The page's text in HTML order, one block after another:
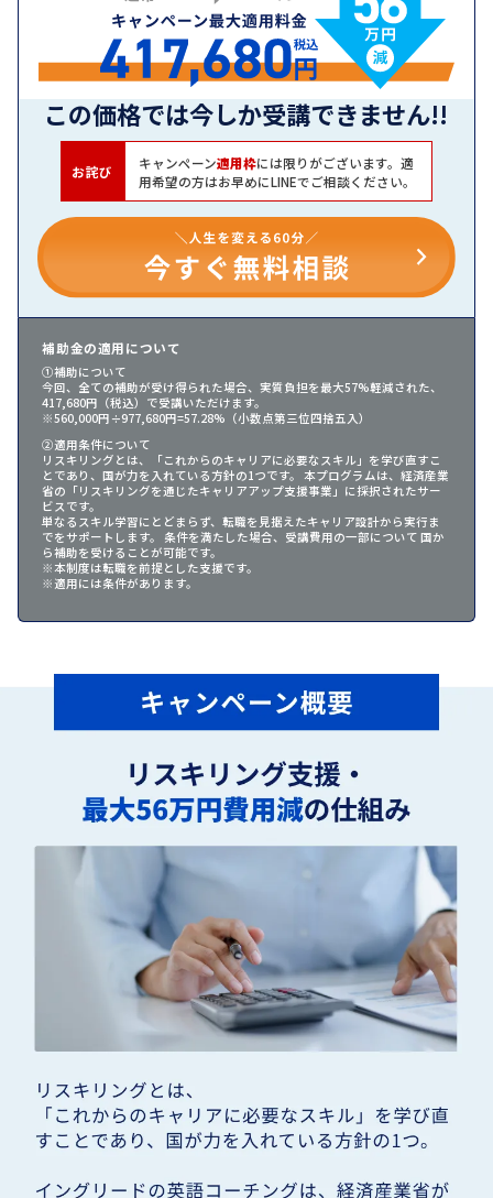
この価格では今しか受講できません!!
お詫び キャンペーン適用枠には限りがございます。適
用希望の方はお早めにLINEでご相談ください。
補助金の適用について
①補助について
今回、全ての補助が受け得られた場合、実質負担を最大57%軽減された、
417,680円（税込）で受講いただけます。
※560,000円÷977,680円=57.28%（小数点第三位四捨五入）
②適用条件について
リスキリングとは、「これからのキャリアに必要なスキル」を学び直すこ
とであり、国が力を入れている方針の1つです。 本プログラムは、経済産業
省の「リスキリングを通じたキャリアアップ支援事業」に採択されたサー
ビスです。
単なるスキル学習にとどまらず、転職を見据えたキャリア設計から実行ま
でをサポートします。 条件を満たした場合、受講費用の一部について 国か
ら補助を受けることが可能です。
※本制度は転職を前提とした支援です。
※適用には条件があります。